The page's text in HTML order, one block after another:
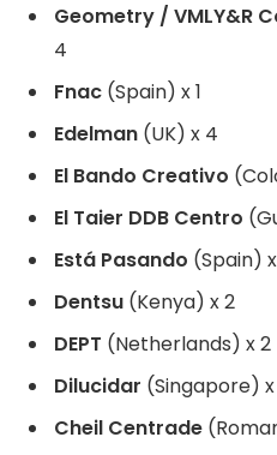
Geometry / VMLY&R
4
Fnac (Spain) x 1
Edelman (UK) x 4
El Bando Creativo
El Taier DDB Centro
Está Pasando (Spain) x
Dentsu (Kenya) x 2
DEPT (Netherlands) x 2
Dilucidar (Singapore)
Cheil Centrade